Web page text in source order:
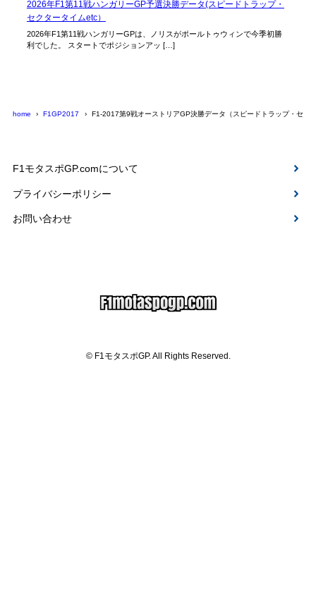
2026年F1第11戦ハンガリーGP予選決勝データ(スピードトラップ・
セクタータイムetc）
2026年F1第11戦ハンガリーGPは、ノリスがポールトゥウィンで今季初勝
利でした。 スタートでポジションアッ […]
home F1GP2017 F1-2017第9戦オーストリアGP決勝データ（スピードトラップ・セク
F1モタスポGP.comについて
プライバシーポリシー
お問い合わせ
© F1モタスポGP. All Rights Reserved.